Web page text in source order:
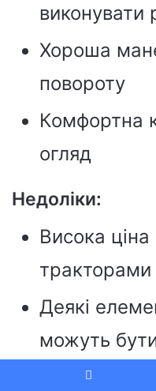
виконувати
Хороша
повороту
Комфортна
огляд
Недоліки:
Висока
тракторами
Деякі
можуть
або